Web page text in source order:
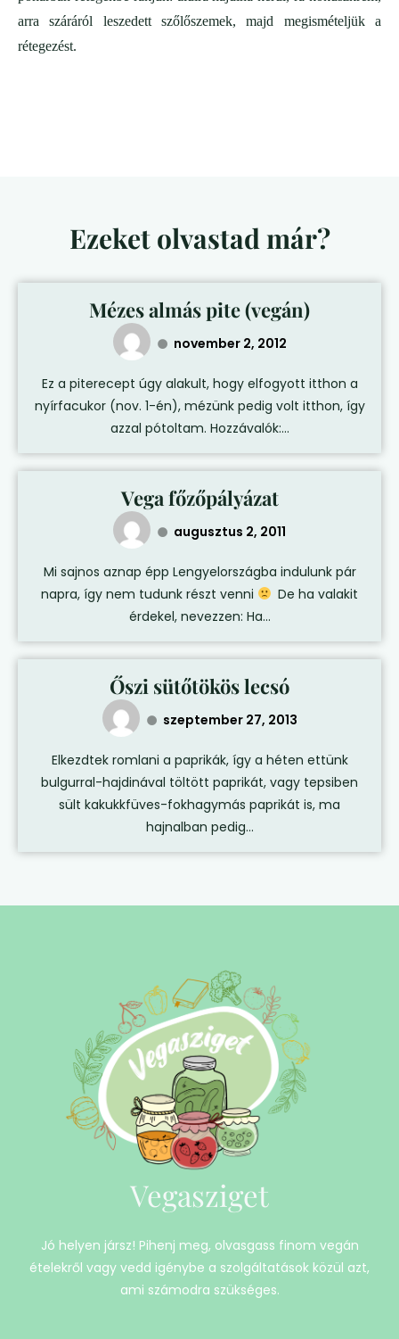
arra száráról leszedett szőlőszemek, majd megismételjük a
rétegezést.
Ezeket olvastad már?
Mézes almás pite (vegán)
november 2, 2012
Ez a piterecept úgy alakult, hogy elfogyott itthon a
nyírfacukor (nov. 1-én), mézünk pedig volt itthon, így
azzal pótoltam. Hozzávalók:...
Vega főzőpályázat
augusztus 2, 2011
Mi sajnos aznap épp Lengyelországba indulunk pár
napra, így nem tudunk részt venni
De ha valakit
érdekel, nevezzen: Ha...
Őszi sütőtökös lecsó
szeptember 27, 2013
Elkezdtek romlani a paprikák, így a héten ettünk
bulgurral-hajdinával töltött paprikát, vagy tepsiben
sült kakukkfüves-fokhagymás paprikát is, ma
hajnalban pedig...
Vegasziget
Jó helyen jársz! Pihenj meg, olvasgass finom vegán
ételekről vagy vedd igénybe a szolgáltatások közül azt,
ami számodra szükséges.